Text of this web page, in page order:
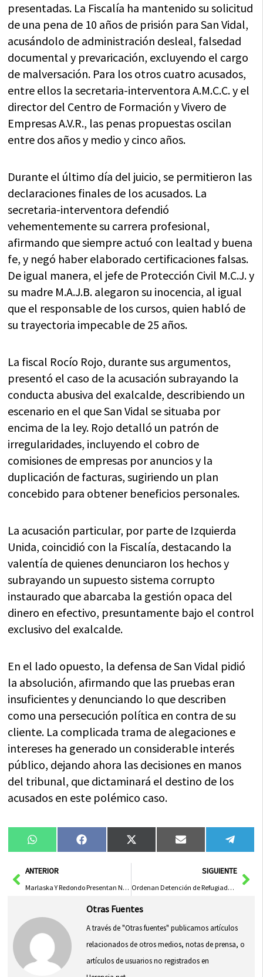
presentadas. La Fiscalía ha mantenido su solicitud
de una pena de 10 años de prisión para San Vidal,
acusándolo de administración desleal, falsedad
documental y prevaricación, excluyendo el cargo
de malversación. Para los otros cuatro acusados,
entre ellos la secretaria-interventora A.M.C.C. y el
director del Centro de Formación y Vivero de
Empresas A.V.R., las penas propuestas oscilan
entre dos años y medio y cinco años.
Durante el último día del juicio, se permitieron las
declaraciones finales de los acusados. La
secretaria-interventora defendió
vehementemente su carrera profesional,
afirmando que siempre actuó con lealtad y buena
fe, y negó haber elaborado certificaciones falsas.
De igual manera, el jefe de Protección Civil M.C.J. y
su madre M.A.J.B. alegaron su inocencia, al igual
que el responsable de los cursos, quien habló de
su trayectoria impecable de 25 años.
La fiscal Rocío Rojo, durante sus argumentos,
presentó el caso de la acusación subrayando la
conducta abusiva del exalcalde, describiendo un
escenario en el que San Vidal se situaba por
encima de la ley. Rojo detalló un patrón de
irregularidades, incluyendo el cobro de
comisiones de empresas por anuncios y la
duplicación de facturas, sugiriendo un plan
concebido para obtener beneficios personales.
La acusación particular, por parte de Izquierda
Unida, coincidió con la Fiscalía, destacando la
valentía de quienes denunciaron los hechos y
subrayando un supuesto sistema corrupto
instaurado que abarcaba la gestión opaca del
dinero en efectivo, presuntamente bajo el control
exclusivo del exalcalde.
En el lado opuesto, la defensa de San Vidal pidió
la absolución, afirmando que las pruebas eran
insuficientes y denunciando lo que describen
como una persecución política en contra de su
cliente. La complicada trama de alegaciones e
intereses ha generado un considerable interés
público, dejando ahora las decisiones en manos
del tribunal, que dictaminará el destino de los
acusados en este polémico caso.
Compartir
en
WhatsAppCompartir
en
FacebookCompartir
en
X
(Twitter)
Compartir
en
Email
en
AntANTERIOR
Marlaska Y Redondo Presentan Nuevo Sistema VioGén 2 Y Protocolo De Evaluación De Riesgos Para Víctimas De Violencia
SIGUIENTE
Ordenan Detención de Refugiado Afgano por Incomparecencia en Juicio por Presunta Violación en Ciudad Real
Otras Fuentes
A través de "Otras fuentes" publicamos artículos
relacionados de otros medios, notas de prensa, o
artículos de usuarios no registrados en